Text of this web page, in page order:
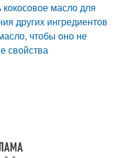
масло для
других ингредиентов
чтобы оно не
свойства